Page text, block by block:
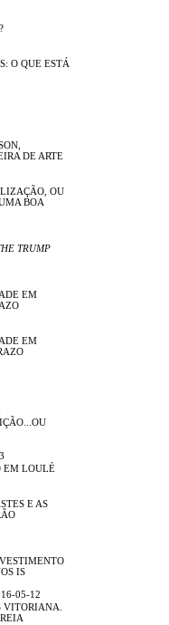
O QUE ESTÁ
DE ARTE
OU
BOA
TRUMP
EM
EM
EM LOULÉ
E AS
IS
05-12
VITORIANA.